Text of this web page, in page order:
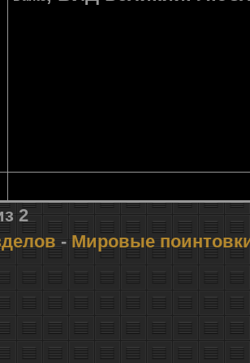
2
- Мировые